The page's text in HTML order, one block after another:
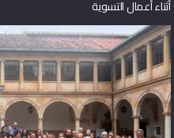
أثناء أعمال التسوية